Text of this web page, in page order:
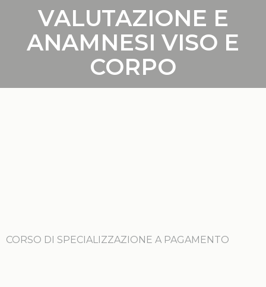
VALUTAZIONE E
ANAMNESI VISO E
CORPO
CORSO DI SPECIALIZZAZIONE A PAGAMENTO